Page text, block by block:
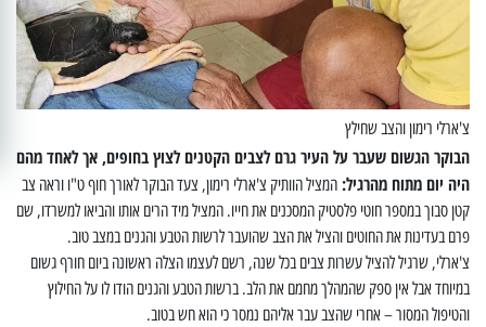
צ'ארלי רימון והצב שחילץ
הבוקר הגשום שעבר על העיר גרם לצבים הקטנים לצוץ בחופים, אך לאחד מהם
היה יום מתוח מהרגיל: המציל הוותיק צ'ארלי רימון, צעד הבוקר לאורך חוף ט"ו וראה צב
קטן סבוך במספר חוטי פלסטיק המסכנים את חייו. המצילמיד הרים אותו והביאו למשרדו, שם
פרם בעדינות את החוטים והציל את הצב שהועבר לרשות הטבע והגנים במצב טוב.
צ'ארלי, שרגיל להציל עשרות צבים בכל שנה, רשם לעצמו הצלה ראשונה ביום חורף גשום
במיוחד אבל אין ספק שהמהלך מחמם את הלב. ברשות הטבע והגנים הודו לו על החילוץ
והטיפול המסור – אחרי שהצב עבר אליהם נמסר כי הואחש בטוב.